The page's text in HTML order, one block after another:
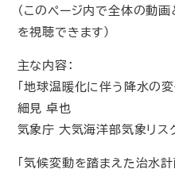
（このページ内で全体の動
を視聴できます）
主な内容：
「地球温暖化に伴う降水の
細見 卓也
気象庁 大気海洋部気象リ
「気候変動を踏まえた治水